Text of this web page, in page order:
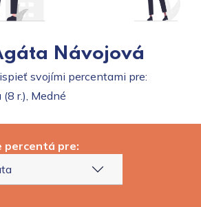
Návojová
svojími percentami pre:
(8 r.), Medné
percentá pre: